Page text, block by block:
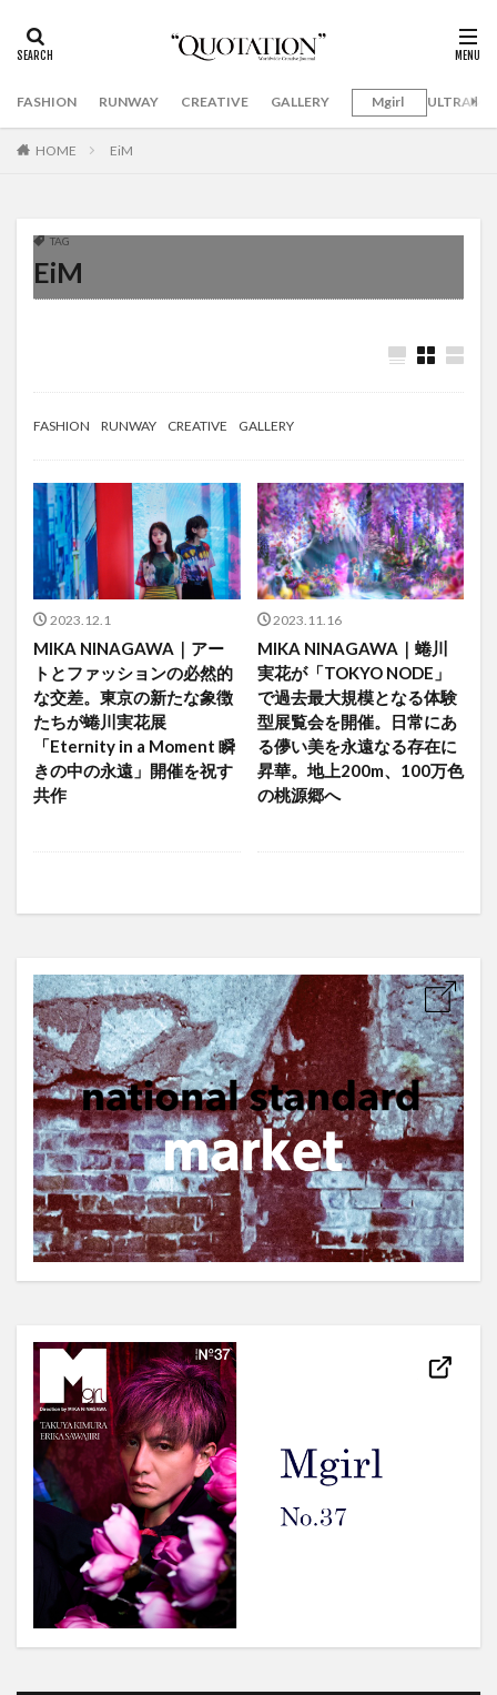
FASHION RUNWAY CREATIVE GALLERY Mgirl
HOME EiM
TAG
EiM
FASHION RUNWAY CREATIVE GALLERY
2023.12.1
MIKA NINAGAWA｜アー
トとファッションの必然的
な交差。東京の新たな象徴
たちが蜷川実花展
「Eternity in a Moment 瞬
きの中の永遠」開催を祝す
共作
2023.11.16
MIKA NINAGAWA｜蜷川
実花が「TOKYO NODE」
で過去最大規模となる体験
型展覧会を開催。日常にあ
る儚い美を永遠なる存在に
昇華。地上200m、100万色
の桃源郷へ